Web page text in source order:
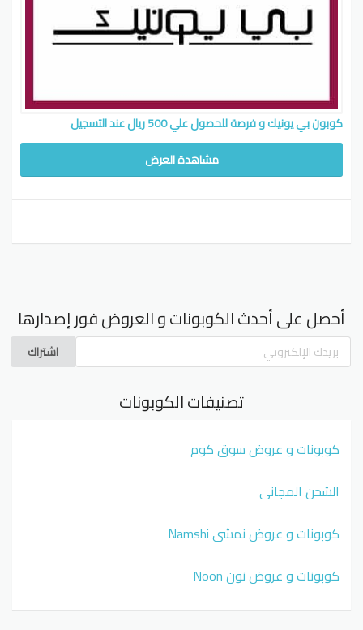
كوبون بي يونيك و فرصة للحصول علي 500 ريال عند التسجيل
مشاهدة العرض
أحصل على أحدث الكوبونات و العروض فور إصدارها
اشتراك
تصنيفات الكوبونات
كوبونات و عروض سوق كوم
الشحن المجاني
كوبونات و عروض نمشي Namshi
كوبونات و عروض نون Noon